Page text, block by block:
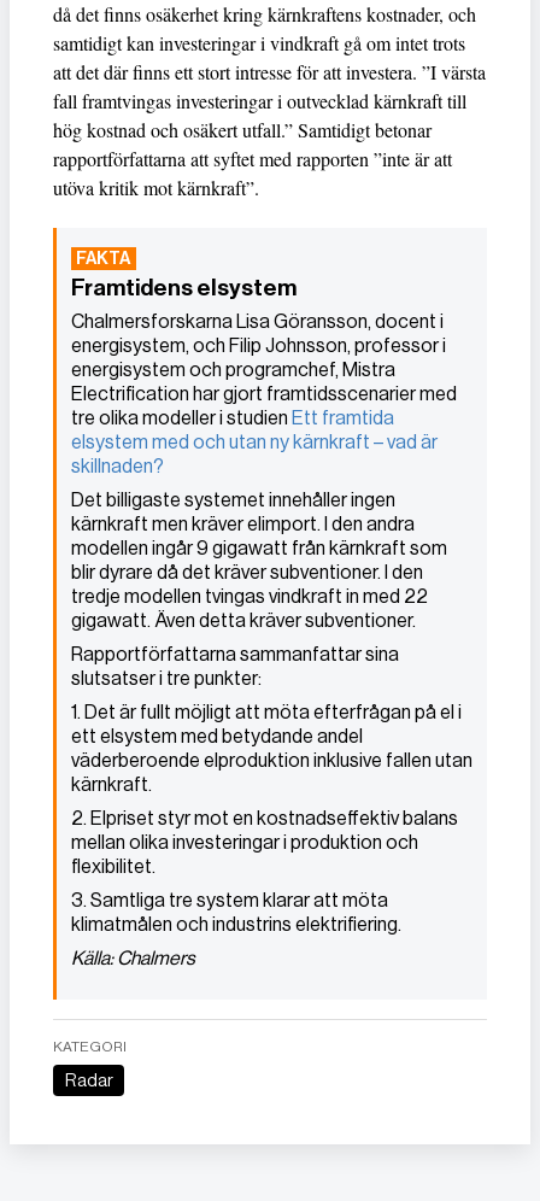
då det finns osäkerhet kring kärnkraftens kostnader, och
samtidigt kan investeringar i vindkraft gå om intet trots
att det där finns ett stort intresse för att investera. ”I värsta
fall framtvingas investeringar i outvecklad kärnkraft till
hög kostnad och osäkert utfall.” Samtidigt betonar
rapportförfattarna att syftet med rapporten ”inte är att
utöva kritik mot kärnkraft”.
Framtidens elsystem
Chalmersforskarna Lisa Göransson, docent i
energisystem, och Filip Johnsson, professor i
energisystem och programchef, Mistra
Electrification har gjort framtidsscenarier med
tre olika modeller i studien Ett framtida
elsystem med och utan ny kärnkraft – vad är
skillnaden?
Det billigaste systemet innehåller ingen
kärnkraft men kräver elimport. I den andra
modellen ingår 9 gigawatt från kärnkraft som
blir dyrare då det kräver subventioner. I den
tredje modellen tvingas vindkraft in med 22
gigawatt. Även detta kräver subventioner.
Rapportförfattarna sammanfattar sina
slutsatser i tre punkter:
1. Det är fullt möjligt att möta efterfrågan på el i
ett elsystem med betydande andel
väderberoende elproduktion inklusive fallen utan
kärnkraft.
2. Elpriset styr mot en kostnadseffektiv balans
mellan olika investeringar i produktion och
flexibilitet.
3. Samtliga tre system klarar att möta
klimatmålen och industrins elektrifiering.
Källa: Chalmers
KATEGORI
Radar